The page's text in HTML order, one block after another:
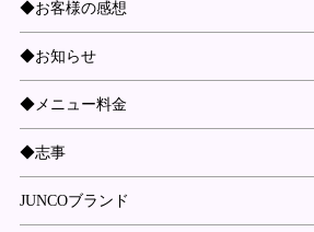
◆お客様の感想
◆お知らせ
◆メニュー料金
◆志事
JUNCOブランド